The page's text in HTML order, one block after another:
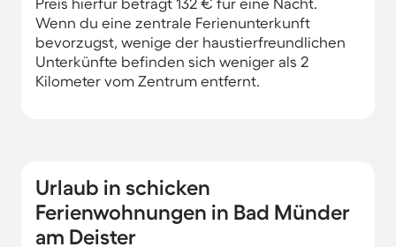
Wenn du eine zentrale Ferienunterkunft
bevorzugst, wenige der haustierfreundlichen
Unterkünfte befinden sich weniger als 2
Kilometer vom Zentrum entfernt.
Urlaub in schicken
Ferienwohnungen in Bad Münder
am Deister